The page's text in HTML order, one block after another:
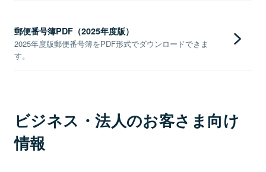
郵便番号簿PDF（2025年度版）
2025年度版郵便番号簿をPDF形式でダウンロードできま
す。
ビジネス・法人のお客さま向け
情報